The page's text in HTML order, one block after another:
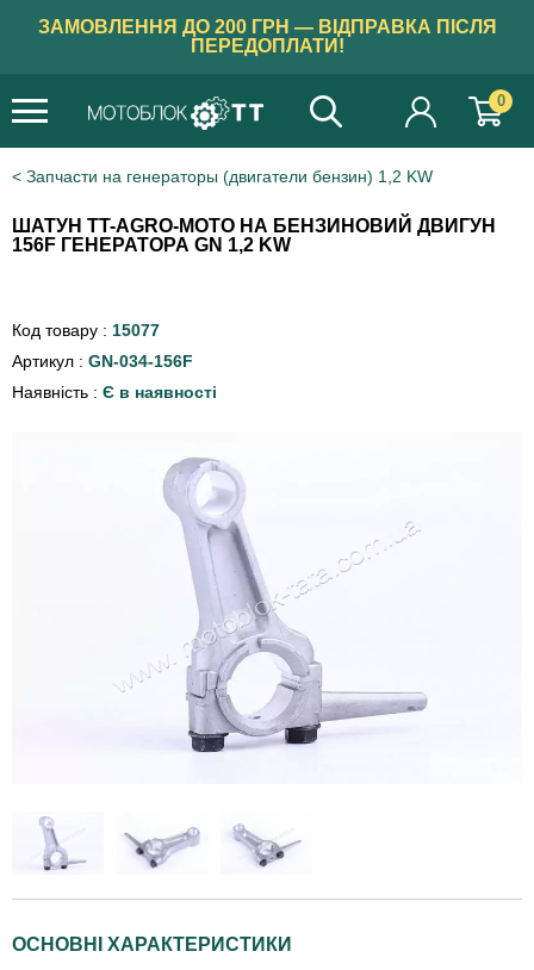
ЗАМОВЛЕННЯ ДО 200 ГРН — ВІДПРАВКА ПІСЛЯ
ПЕРЕДОПЛАТИ!
0
Запчасти на генераторы (двигатели бензин) 1,2 KW
ШАТУН TT-AGRO-MOTO НА БЕНЗИНОВИЙ ДВИГУН
156F ГЕНЕРАТОРА GN 1,2 KW
Код товару : 15077
Артикул : GN-034-156F
Наявність : Є в наявності
ОСНОВНІ ХАРАКТЕРИСТИКИ